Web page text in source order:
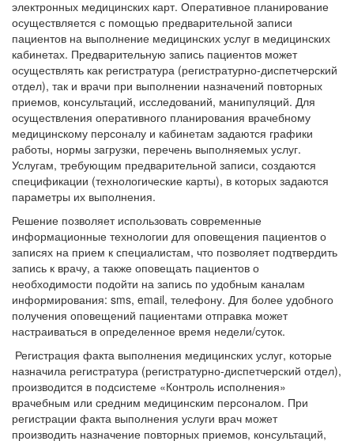
электронных медицинских карт. Оперативное планирование
осуществляется с помощью предварительной записи
пациентов на выполнение медицинских услуг в медицинских
кабинетах. Предварительную запись пациентов может
осуществлять как регистратура (регистратурно-диспетчерский
отдел), так и врачи при выполнении назначений повторных
приемов, консультаций, исследований, манипуляций. Для
осуществления оперативного планирования врачебному
медицинскому персоналу и кабинетам задаются графики
работы, нормы загрузки, перечень выполняемых услуг.
Услугам, требующим предварительной записи, создаются
спецификации (технологические карты), в которых задаются
параметры их выполнения.
Решение позволяет использовать современные
информационные технологии для оповещения пациентов о
записях на прием к специалистам, что позволяет подтвердить
запись к врачу, а также оповещать пациентов о
необходимости подойти на запись по удобным каналам
информирования: sms, email, телефону. Для более удобного
получения оповещений пациентами отправка может
настраиваться в определенное время недели/суток.
Регистрация факта выполнения медицинских услуг, которые
назначила регистратура (регистратурно-диспетчерский отдел),
производится в подсистеме «Контроль исполнения»
врачебным или средним медицинским персоналом. При
регистрации факта выполнения услуги врач может
производить назначение повторных приемов, консультаций,